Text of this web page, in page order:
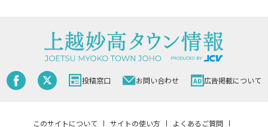
投稿窓口 お問い合わせ 広告掲載について
このサイトについて サイトの使い方 よくあるご質問